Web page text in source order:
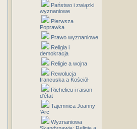
Państwo i związki
wyznaniowe
Pierwsza
Poprawka
Prawo wyznaniowe
Religia i
demokracja
Religie a wojna
Rewolucja
francuska a Kościół
Richelieu i raison
d'état
Tajemnica Joanny
'Arc
Wyznaniowa